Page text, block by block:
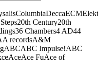
ColumbiaDeccaECM
20th Century20th
36 Chambers4 AD44
A recordsA&M
ABCABC Impulse!ABC
AceAce FuAce of